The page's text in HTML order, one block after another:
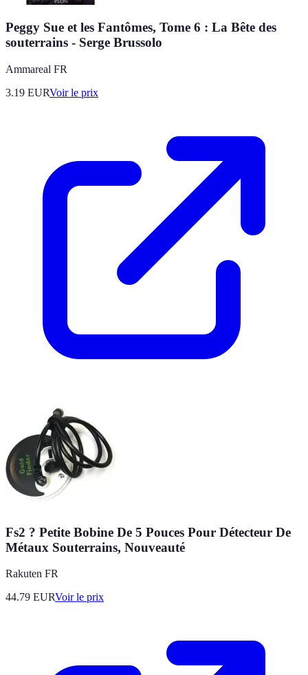
Peggy Sue et les Fantômes, Tome 6 : La Bête des
souterrains - Serge Brussolo
Ammareal FR
3.19 EURVoir le prix
Fs2 ? Petite Bobine De 5 Pouces Pour Détecteur De
Métaux Souterrains, Nouveauté
Rakuten FR
44.79 EURVoir le prix